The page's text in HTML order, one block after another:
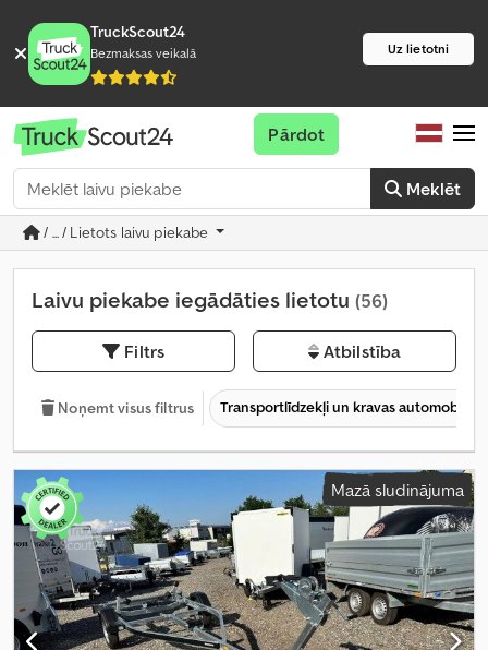
TruckScout24
Bezmaksas veikalā Uz lietotni
Meklēt
Pārdot
/ ... / Lietots laivu piekabe
Laivu piekabe iegādāties lietotu (56)
Filtrs Atbilstība
Noņemt visus filtrus Transportlīdzekļi un kravas automobiļi
Mazā sludinājuma